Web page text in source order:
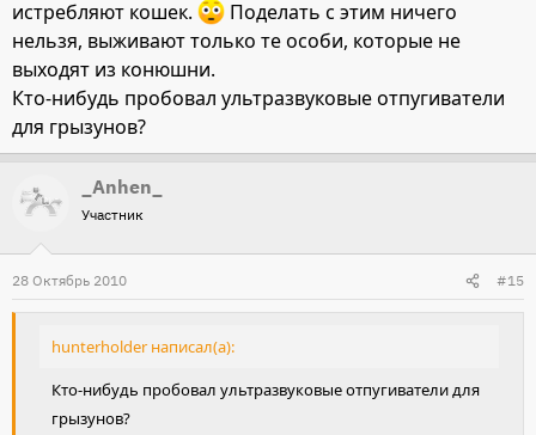
истребляют кошек.
Поделать с этим ничего
нельзя, выживают только те особи, которые не
выходят из конюшни.
Кто-нибудь пробовал ультразвуковые отпугиватели
для грызунов?
_Anhen_
Участник
28 Октябрь 2010 #15
hunterholder написал(а):
Кто-нибудь пробовал ультразвуковые отпугиватели для
грызунов?